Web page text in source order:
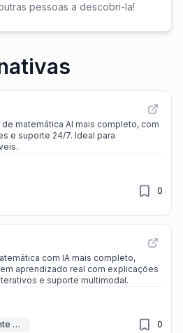
pessoas a descobri-la!
matemática AI mais completo, com
e suporte 24/7. Ideal para
0
com IA mais completo,
aprendizado real com explicações
e suporte multimodal.
Assistente de PDF IA 0